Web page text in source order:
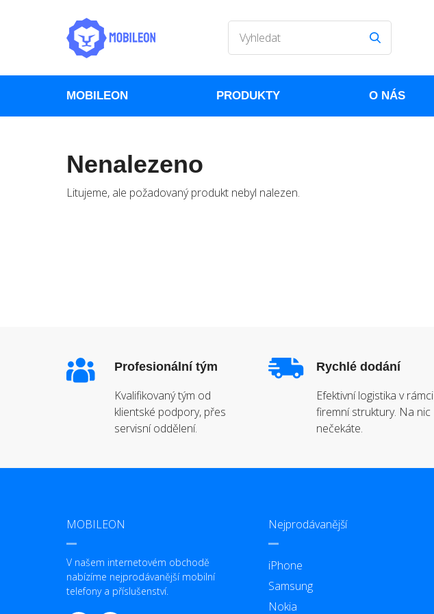
MOBILEON PRODUKTY O NÁS
Nenalezeno
Litujeme, ale požadovaný produkt nebyl nalezen.
Profesionální tým
Kvalifikovaný tým od
klientské podpory, přes
servisní oddělení.
Rychlé dodání
Efektivní logistika v rámci
firemní struktury. Na nic
nečekáte.
MOBILEON
V našem internetovém obchodě
nabízíme nejprodávanější mobilní
telefony a příslušenství.
Nejprodávanější
iPhone
Samsung
Nokia